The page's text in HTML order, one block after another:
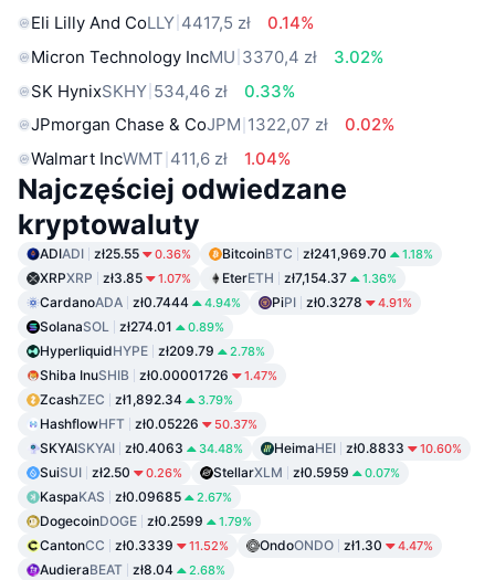
Eli Lilly And CoLLY 4417,5 zł
0.14%
Micron Technology IncMU 3370,4 zł
3.02%
SK HynixSKHY 534,46 zł
0.33%
JPmorgan Chase & CoJPM 1322,07 zł
0.02%
Walmart IncWMT 411,6 zł 1.04%
Najczęściej odwiedzane
kryptowaluty
ADIADI zł25.55 0.36% BitcoinBTC zł241,969.70 1.18%
XRPXRP zł3.85 1.07% EterETH zł7,154.37 1.36%
CardanoADA zł0.7444 4.94% PiPI zł0.3278 4.91%
SolanaSOL zł274.01 0.89%
HyperliquidHYPE zł209.79 2.78%
Shiba InuSHIB zł0.00001726 1.47%
ZcashZEC zł1,892.34 3.79%
HashflowHFT zł0.05226 50.37%
SKYAISKYAI zł0.4063 34.48% HeimaHEI zł0.8833 10.60%
SuiSUI zł2.50 0.26% StellarXLM zł0.5959 0.07%
KaspaKAS zł0.09685 2.67%
DogecoinDOGE zł0.2599 1.79%
CantonCC zł0.3339 11.52% OndoONDO zł1.30 4.47%
AudieraBEAT zł8.04 2.68%